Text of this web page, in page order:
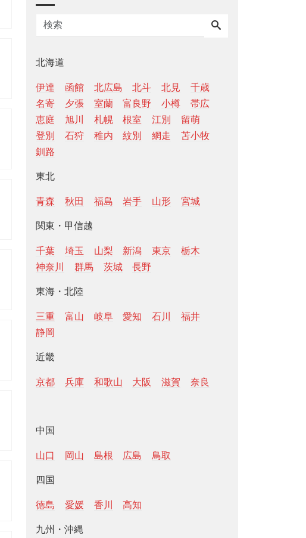
北海道
伊達 函館 北広島 北斗 北見
千歳
名寄
夕張 室蘭 富良野 小樽
帯広
恵庭
旭川 札幌 根室 江別
留萌
登別
石狩 稚内 紋別 網走
苫小牧
釧路
東北
青森 秋田 福島 岩手 山形 宮城
関東・甲信越
千葉 埼玉 山梨 新潟 東京
栃木
神奈川
群馬 茨城 長野
東海・北陸
三重 富山 岐阜 愛知 石川
福井
静岡
近畿
京都 兵庫 和歌山 大阪 滋賀 奈良
中国
山口 岡山 島根 広島 鳥取
四国
徳島 愛媛 香川 高知
九州・沖縄